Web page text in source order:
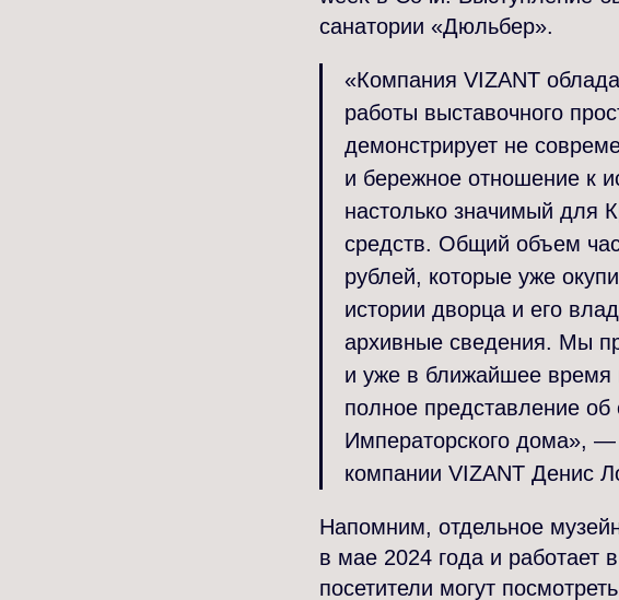
санатории «Дюльбер».
«Компания VIZANT
работы выставочного
демонстрирует не
и бережное отношение к
настолько значимый для
средств. Общий объем
рублей, которые уже
истории дворца и его
архивные сведения. Мы
и уже в ближайшее
полное представление
Императорского дома»,
компании VIZANT Денис
Напомним, отдельное
в мае 2024 года и работает
посетители могут